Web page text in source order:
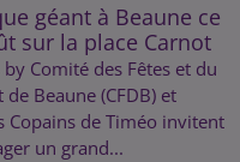
géant à Beaune ce
sur la place Carnot
Comité des Fêtes et du
Beaune (CFDB) et
Copains de Timéo invitent
un grand...